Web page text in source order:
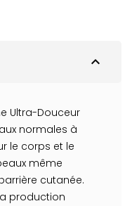
expand_less
Ultra-Douceur
normales à
le corps et le
même
cutanée.
production